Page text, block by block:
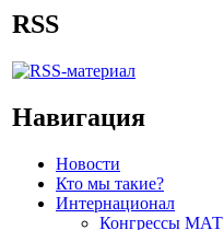
RSS
Навигация
Новости
Кто мы такие?
Интернационал
Конгрессы МАТ